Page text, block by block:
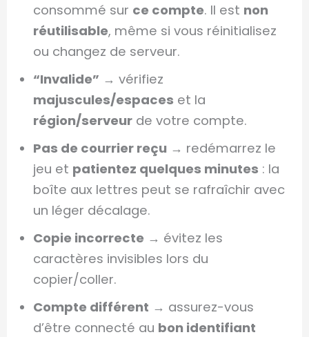
consommé sur ce compte. Il est non
réutilisable, même si vous réinitialisez
ou changez de serveur.
“Invalide” → vérifiez
majuscules/espaces et la
région/serveur de votre compte.
Pas de courrier reçu → redémarrez le
jeu et patientez quelques minutes : la
boîte aux lettres peut se rafraîchir avec
un léger décalage.
Copie incorrecte → évitez les
caractères invisibles lors du
copier/coller.
Compte différent → assurez-vous
d’être connecté au bon identifiant